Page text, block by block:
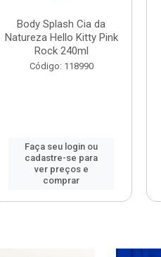
Body Splash Cia da
Natureza Hello Kitty Pink
Rock 240ml
Código: 118990
Faça seu login ou
cadastre-se para
ver preços e
comprar